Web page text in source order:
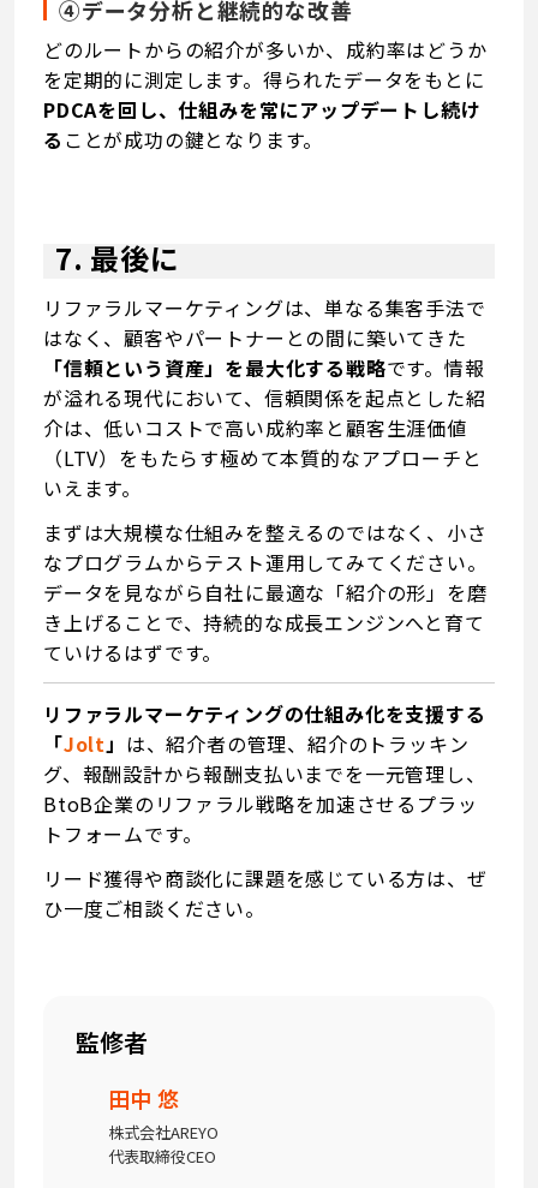
④データ分析と継続的な改善
どのルートからの紹介が多いか、成約率はどうか
を定期的に測定します。得られたデータをもとに
PDCAを回し、仕組みを常にアップデートし続け
る ことが成功の鍵となります。
7. 最後に
リファラルマーケティングは、単なる集客手法で
はなく、顧客やパートナーとの間に築いてきた
「信頼という資産」を最大化する戦略です。情報
が溢れる現代において、信頼関係を起点とした紹
介は、低いコストで高い成約率と顧客生涯価値
（LTV）をもたらす極めて本質的なアプローチと
いえます。
まずは大規模な仕組みを整えるのではなく、小さ
なプログラムからテスト運用してみてください。
データを見ながら自社に最適な「紹介の形」を磨
き上げることで、持続的な成長エンジンへと育て
ていけるはずです。
リファラルマーケティングの仕組み化を支援する
「Jolt 」 は、紹介者の管理、紹介のトラッキン
グ、報酬設計から報酬支払いまでを一元管理し、
BtoB企業のリファラル戦略を加速させるプラッ
トフォームです。
リード獲得や商談化に課題を感じている方は、ぜ
ひ一度ご相談ください。
監修者
田中 悠
株式会社AREYO
代表取締役CEO